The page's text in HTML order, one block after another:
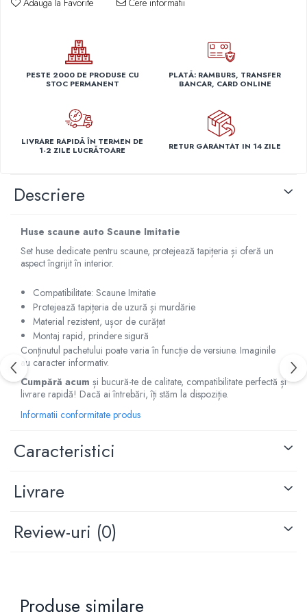
Capace r14 Nissan
Capace r14 Seat
Capace r14 Skoda
Capace r14 Toyota
Capace r14 VW
Capace roti marimea 15'
Capace r15 BMW
Capace r15 Citroen
Capace r15 Dacia
Capace r15 Daewo
Capace r15 Hyundai
Capace r15 Kia
Capace r15 Mazda
Capace r15 Mercedes-Benz
Capace r15 Mitsubishi
Capace r15 Nissan
Capace r15 Opel
Capace r15 Seat
Capace r15 Skoda
Capace r15 Toyota
Capace r15 VW
Capace r16 BMW
Adauga la Favorite Cere informatii
PESTE 2000 DE PRODUSE CU
STOC PERMANENT
PLATĂ: RAMBURS, TRANSFER
BANCAR, CARD ONLINE
LIVRARE RAPIDĂ ÎN TERMEN DE
1-2 ZILE LUCRĂTOARE
RETUR GARANTAT IN 14 ZILE
Descriere
Huse scaune auto Scaune Imitatie
Set huse dedicate pentru scaune, protejează tapițeria și oferă un
aspect îngrijit în interior.
Compatibilitate: Scaune Imitatie
Protejează tapițeria de uzură și murdărie
Material rezistent, ușor de curățat
Montaj rapid, prindere sigură
Conținutul pachetului poate varia în funcție de versiune. Imaginile
au caracter informativ.
Cumpără acum și bucură-te de calitate, compatibilitate perfectă și
livrare rapidă! Dacă ai întrebări, îți stăm la dispoziție.
Informatii conformitate produs
Caracteristici
Livrare
Review-uri (0)
Produse similare